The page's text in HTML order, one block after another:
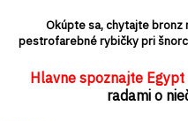
Okúpte sa, chytajte bronz
pestrofarebné rybičky pri
Hlavne spoznajte Egypt
radami o